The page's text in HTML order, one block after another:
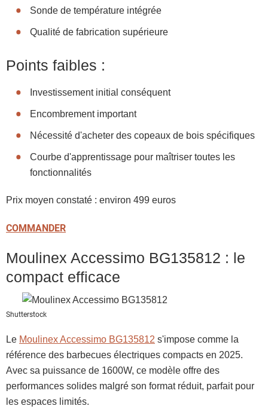
Sonde de température intégrée
Qualité de fabrication supérieure
Points faibles :
Investissement initial conséquent
Encombrement important
Nécessité d'acheter des copeaux de bois spécifiques
Courbe d'apprentissage pour maîtriser toutes les
fonctionnalités
Prix moyen constaté : environ 499 euros
COMMANDER
Moulinex Accessimo BG135812 : le
compact efficace
Shutterstock
Le Moulinex Accessimo BG135812 s'impose comme la
référence des barbecues électriques compacts en 2025.
Avec sa puissance de 1600W, ce modèle offre des
performances solides malgré son format réduit, parfait pour
les espaces limités.